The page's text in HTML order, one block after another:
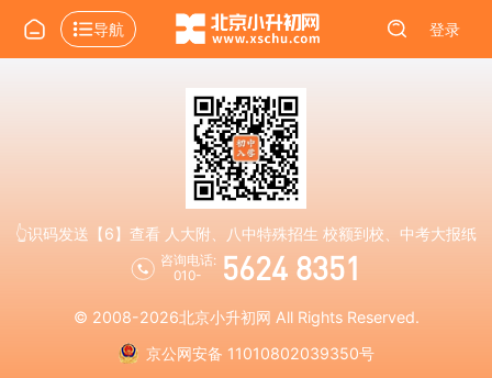
导航 登录
👆识码发送【6】查看 人大附、八中特殊招生 校额到校、中考大报纸
咨询电话:
010-
5624 8351
© 2008-2026北京小升初网 All Rights Reserved.
京公网安备 11010802039350号